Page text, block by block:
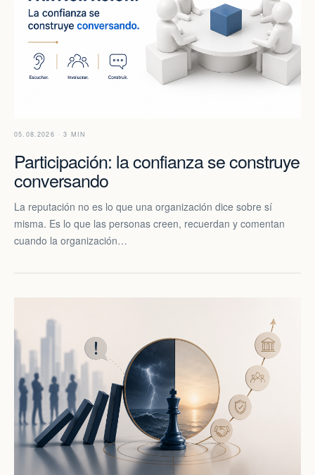
05.08.2026 · 3 MIN
Participación: la confianza se construye
conversando
La reputación no es lo que una organización dice sobre sí
misma. Es lo que las personas creen, recuerdan y comentan
cuando la organización…